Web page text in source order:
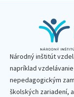
Národný inštitút
napríklad
nepedagogickým
školských zariadení,